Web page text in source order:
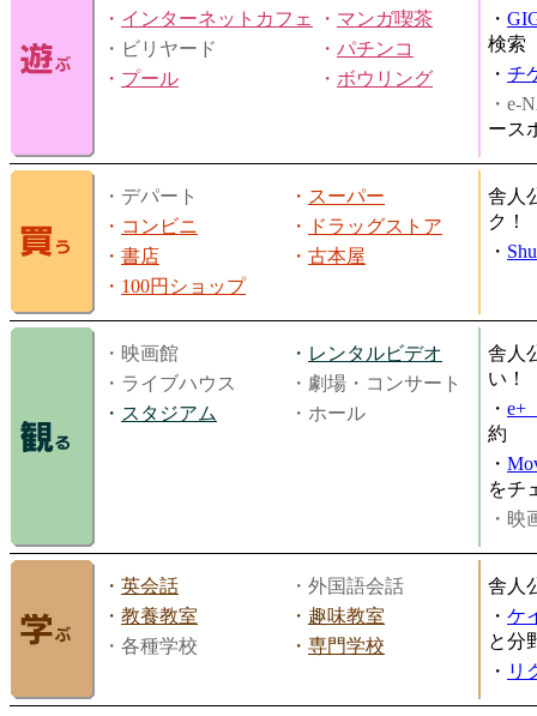
・ インターネットカフェ ・ マンガ喫茶
・ビリヤード
・ パチンコ
・ プール ・ ボウリング
・
検索
・ チ
・e-
ース
・デパート ・ スーパー
・ コンビニ ・
ドラッグストア
・ 書店 ・ 古本屋
・ 100円ショップ
舎人
ク！
・
・映画館 ・ レンタルビデオ
・ライブハウス
・劇場・コンサート
・ スタジアム ・ホール
舎人
い！
・ e+
約
・
をチ
・映
・ 英会話
・外国語会話
・ 教養教室 ・ 趣味教室
・各種学校
・ 専門学校
舎人
・ ケ
と分
・ リ